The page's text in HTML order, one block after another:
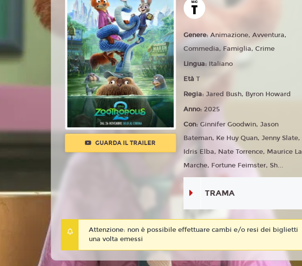
GUARDA IL TRAILER
Genere:Animazione, Avventura,
Commedia, Famiglia, Crime
Lingua: Italiano
EtàT
Regia:Jared Bush, Byron Howard
Anno:2025
Con:Ginnifer Goodwin, Jason
Bateman, Ke Huy Quan, Jenny Slate,
Idris Elba, Nate Torrence, Maurice La
Marche, Fortune Feimster, Sh...
TRAMA
Attenzione: non è possibile effettuare cambi e/o resi dei biglietti
una volta emessi